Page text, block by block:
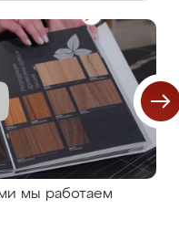
мы работаем